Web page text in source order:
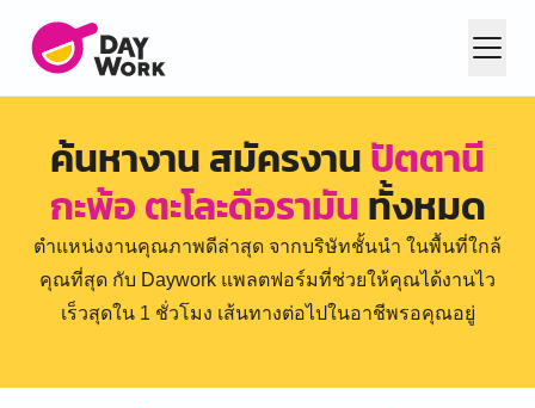
ค้นหางาน สมัครงานปัตตานี
กะพ้อ ตะโละดือรามันทั้งหมด
ตำแหน่งงานคุณภาพดีล่าสุด จากบริษัทชั้นนำ ในพื้นที่ใกล้
คุณที่สุด กับ Daywork แพลตฟอร์มที่ช่วยให้คุณได้งานไว
เร็วสุดใน 1 ชั่วโมง เส้นทางต่อไปในอาชีพรอคุณอยู่